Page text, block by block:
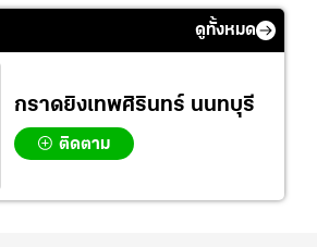
กำลังใจ ก่อนที่สาว
ดูทั้งหมด
กราดยิงเทพศิรินทร์ นนทบุรี
ติดตาม